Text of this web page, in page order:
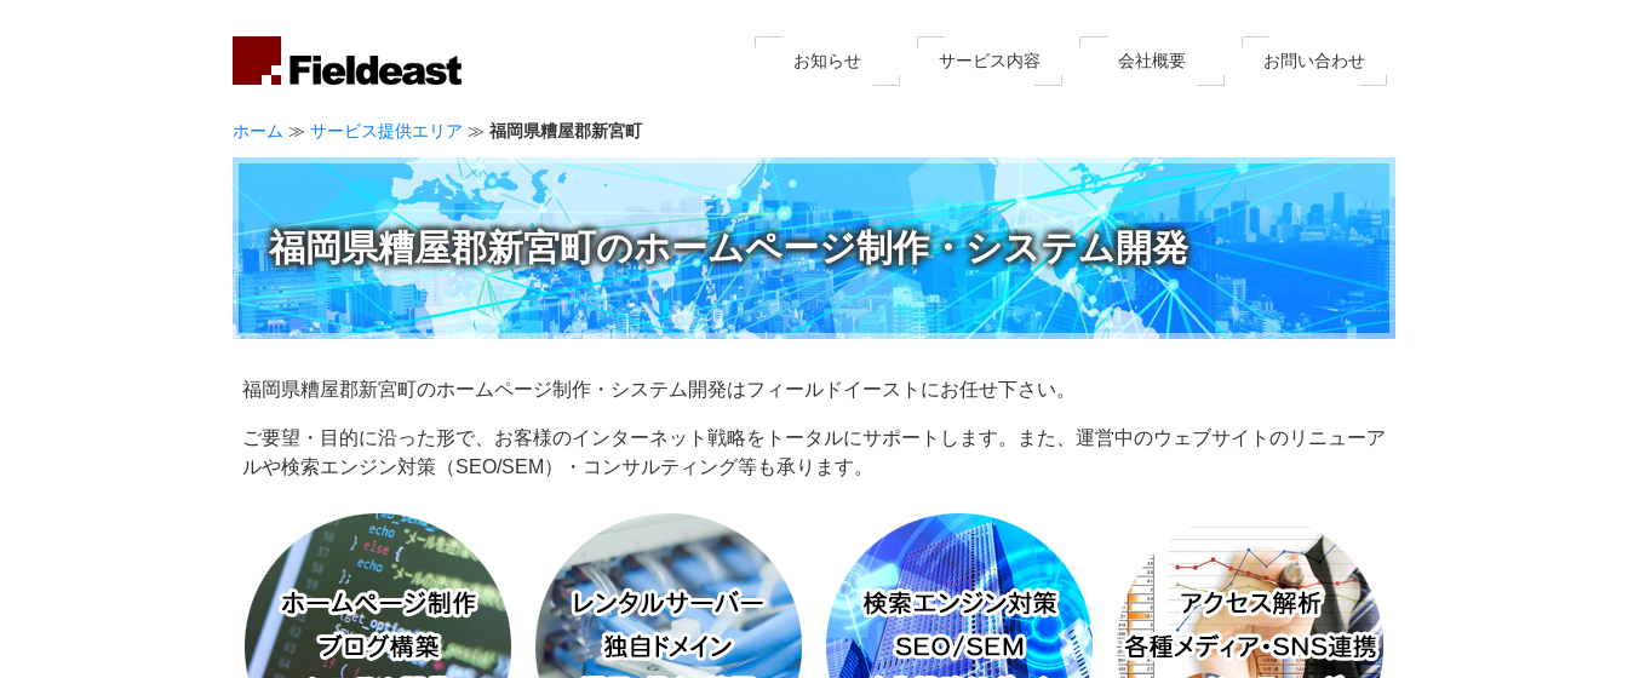
お知らせ サービス内容 会社概要 お問い合わせ
ホーム ≫ サービス提供エリア ≫ 福岡県糟屋郡新宮町
福岡県糟屋郡新宮町のホームページ制作・システム開発
福岡県糟屋郡新宮町のホームページ制作・システム開発はフィールドイーストにお任せ下さい。
ご要望・目的に沿った形で、お客様のインターネット戦略をトータルにサポートします。また、運営中のウェブサイトのリニューア
ルや検索エンジン対策（SEO/SEM）・コンサルティング等も承ります。